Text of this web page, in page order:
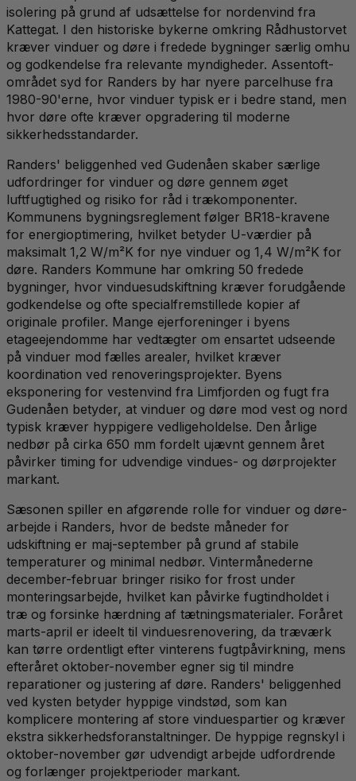
isolering på grund af udsættelse for nordenvind fra
Kattegat. I den historiske bykerne omkring Rådhustorvet
kræver vinduer og døre i fredede bygninger særlig omhu
og godkendelse fra relevante myndigheder. Assentoft-
området syd for Randers by har nyere parcelhuse fra
1980-90'erne, hvor vinduer typisk er i bedre stand, men
hvor døre ofte kræver opgradering til moderne
sikkerhedsstandarder.
Randers' beliggenhed ved Gudenåen skaber særlige
udfordringer for vinduer og døre gennem øget
luftfugtighed og risiko for råd i trækomponenter.
Kommunens bygningsreglement følger BR18-kravene
for energioptimering, hvilket betyder U-værdier på
maksimalt 1,2 W/m²K for nye vinduer og 1,4 W/m²K for
døre. Randers Kommune har omkring 50 fredede
bygninger, hvor vinduesudskiftning kræver forudgående
godkendelse og ofte specialfremstillede kopier af
originale profiler. Mange ejerforeninger i byens
etageejendomme har vedtægter om ensartet udseende
på vinduer mod fælles arealer, hvilket kræver
koordination ved renoveringsprojekter. Byens
eksponering for vestenvind fra Limfjorden og fugt fra
Gudenåen betyder, at vinduer og døre mod vest og nord
typisk kræver hyppigere vedligeholdelse. Den årlige
nedbør på cirka 650 mm fordelt ujævnt gennem året
påvirker timing for udvendige vindues- og dørprojekter
markant.
Sæsonen spiller en afgørende rolle for vinduer og døre-
arbejde i Randers, hvor de bedste måneder for
udskiftning er maj-september på grund af stabile
temperaturer og minimal nedbør. Vintermånederne
december-februar bringer risiko for frost under
monteringsarbejde, hvilket kan påvirke fugtindholdet i
træ og forsinke hærdning af tætningsmaterialer. Foråret
marts-april er ideelt til vinduesrenovering, da træværk
kan tørre ordentligt efter vinterens fugtpåvirkning, mens
efteråret oktober-november egner sig til mindre
reparationer og justering af døre. Randers' beliggenhed
ved kysten betyder hyppige vindstød, som kan
komplicere montering af store vinduespartier og kræver
ekstra sikkerhedsforanstaltninger. De hyppige regnskyl i
oktober-november gør udvendigt arbejde udfordrende
og forlænger projektperioder markant.